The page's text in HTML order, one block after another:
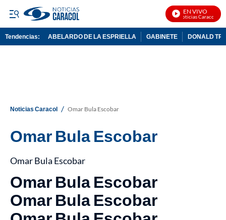
EN VIVO
Noticias Caracol En
Tendencias: ABELARDO DE LA ESPRIELLA GABINETE DONALD
Noticias Caracol / Omar Bula Escobar
Omar Bula Escobar
Omar Bula Escobar
Omar Bula Escobar
Omar Bula Escobar